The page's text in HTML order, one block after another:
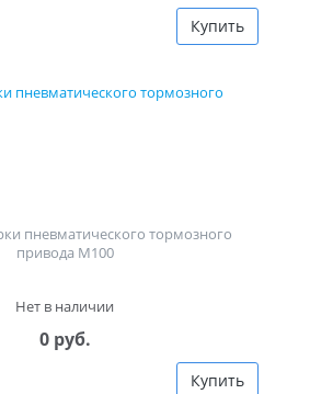
Купить
пневматического тормозного
привода М100
Нет в наличии
0 руб.
Купить